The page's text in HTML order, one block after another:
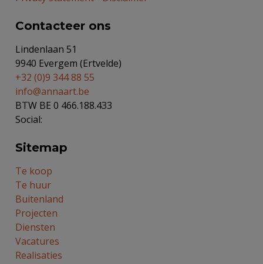
Contacteer ons
Lindenlaan 51
9940 Evergem (Ertvelde)
+32 (0)9 344 88 55
info@annaart.be
BTW BE 0 466.188.433
Social:
Sitemap
Te koop
Te huur
Buitenland
Projecten
Diensten
Vacatures
Realisaties